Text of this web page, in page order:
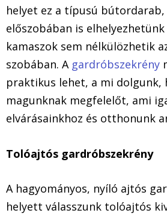
helyet ez a típusú bútordarab,
előszobában is
kamaszok sem nélkülözhetik
szobában. A gardróbszekrény
praktikus lehet, a mi dolgunk,
magunknak megfelelőt, ami
elvárásainkhoz és otthonunk
Tolóajtós gardróbszekrény
A hagyományos, nyíló ajtós
helyett válasszunk tolóajtós